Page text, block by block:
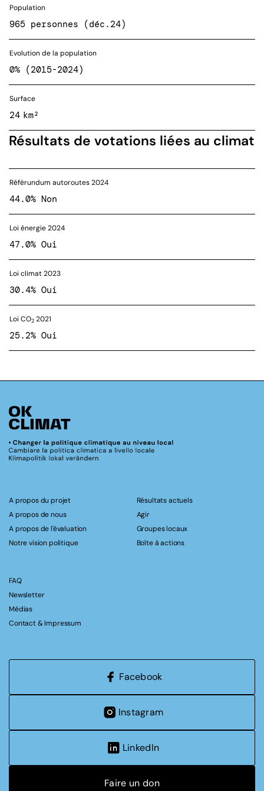
Population
965 personnes (déc.24)
Evolution de la population
0% (2015-2024)
Surface
24 km²
Résultats de votations liées au climat
Référundum autoroutes 2024
44.0% Non
Loi énergie 2024
47.0% Oui
Loi climat 2023
30.4% Oui
Loi CO2 2021
25.2% Oui
A propos du projet
A propos de nous
A propos de l'évaluation
Notre vision politique
Résultats actuels
Agir
Groupes locaux
Boîte à actions
FAQ
Newsletter
Médias
Contact & Impressum
Facebook
Instagram
LinkedIn
Faire un don